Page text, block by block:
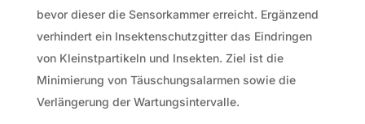
bevor dieser die Sensorkammer erreicht. Ergänzend
verhindert ein Insektenschutzgitter das Eindringen
von Kleinstpartikeln und Insekten. Ziel ist die
Minimierung von Täuschungsalarmen sowie die
Verlängerung der Wartungsintervalle.